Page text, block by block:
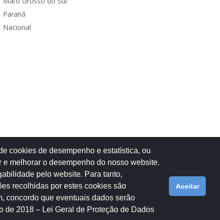
Paraná
Nacional
Eventos Galeria de Fotos Fale Conosco
cookies de desempenho e estatística, ou
melhorar o desempenho do nosso website.
pelo website. Para tanto,
recolhidas por estes cookies são
concordo que eventuais dados serão
de 2018 – Lei Geral de Proteção de Dados
Aceitar